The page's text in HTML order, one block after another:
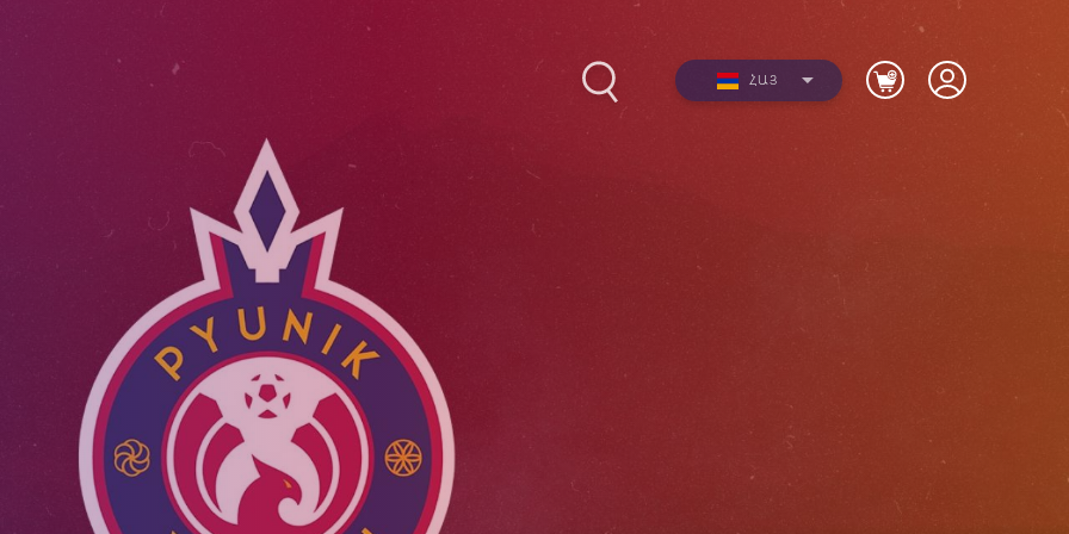
Ակադեմիայի
կառուցվածքը
Փյունիկ 2009
Փյունիկ 2010
Փյունիկ 2011-1
Փյունիկ 2011-2
Փյունիկ 2012-1
Ընդունելություն 2012-
2021թթ. երեխաների
համար
ՀԱՅ